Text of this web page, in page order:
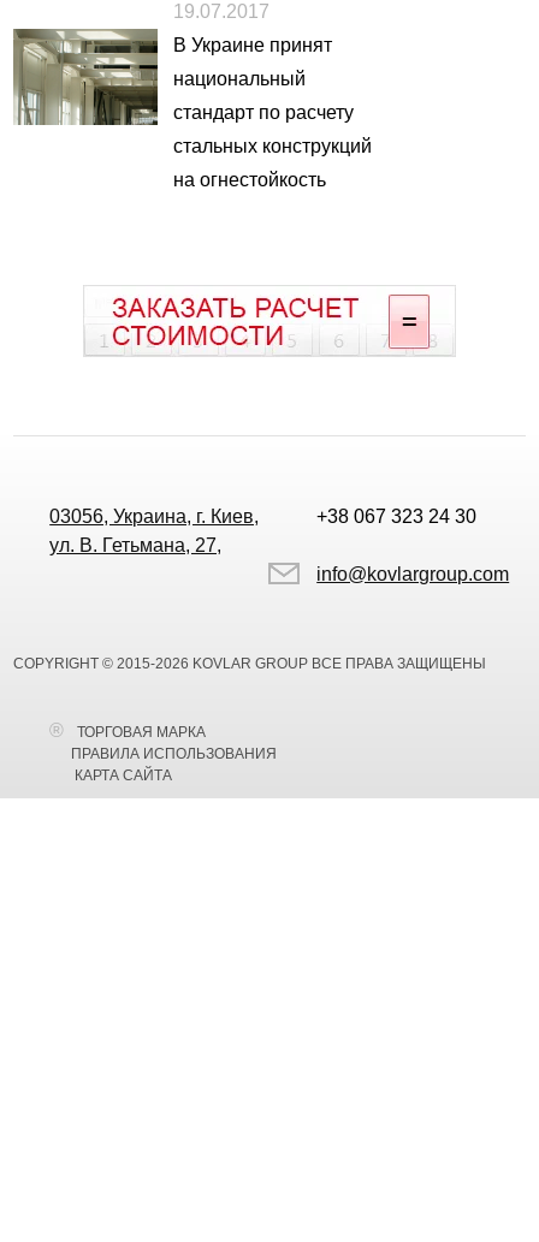
19.07.2017
В Украине принят
национальный
стандарт по расчету
стальных конструкций
на огнестойкость
03056, Украина, г. Киев,
ул. В. Гетьмана, 27,
+38 067 323 24 30
info@kovlargroup.com
COPYRIGHT © 2015-2026 KOVLAR GROUP ВСЕ ПРАВА ЗАЩИЩЕНЫ
ТОРГОВАЯ МАРКА
ПРАВИЛА ИСПОЛЬЗОВАНИЯ
КАРТА САЙТА